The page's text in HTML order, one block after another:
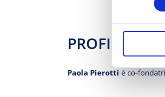
PROFILO
Paola Pierotti è co-